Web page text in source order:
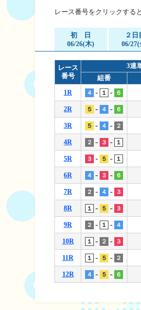
レース番号をクリックする
初 日
06/26(木)
２日
06/27(
レース
番号
3連
組番
1R
４ - １ - ６
2R ５ - ４ - ６
3R ５ - ４ - ２
4R ２ - ３ - １
5R ３ - ５ - １
6R ４ - ３ - ６
7R ２ - ４ - ３
8R １ - ５ - ３
9R ２ - １ - ４
10R １ - ２ - ３
11R １ - ５ - ２
12R ４ - ５ - ６